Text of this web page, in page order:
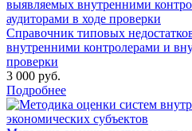
Справочник типовых
внутренними контролерами и
проверки
3 000 руб.
Подробнее